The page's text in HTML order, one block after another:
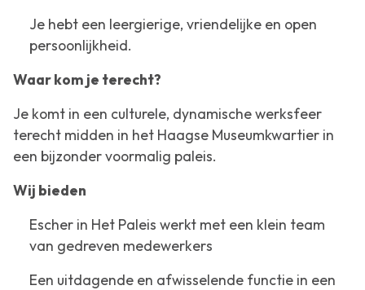
Je hebt een leergierige, vriendelijke en open
persoonlijkheid.
Waar kom je terecht?
Je komt in een culturele, dynamische werksfeer
terecht midden in het Haagse Museumkwartier in
een bijzonder voormalig paleis.
Wij bieden
Escher in Het Paleis werkt met een klein team
van gedreven medewerkers
Een uitdagende en afwisselende functie in een